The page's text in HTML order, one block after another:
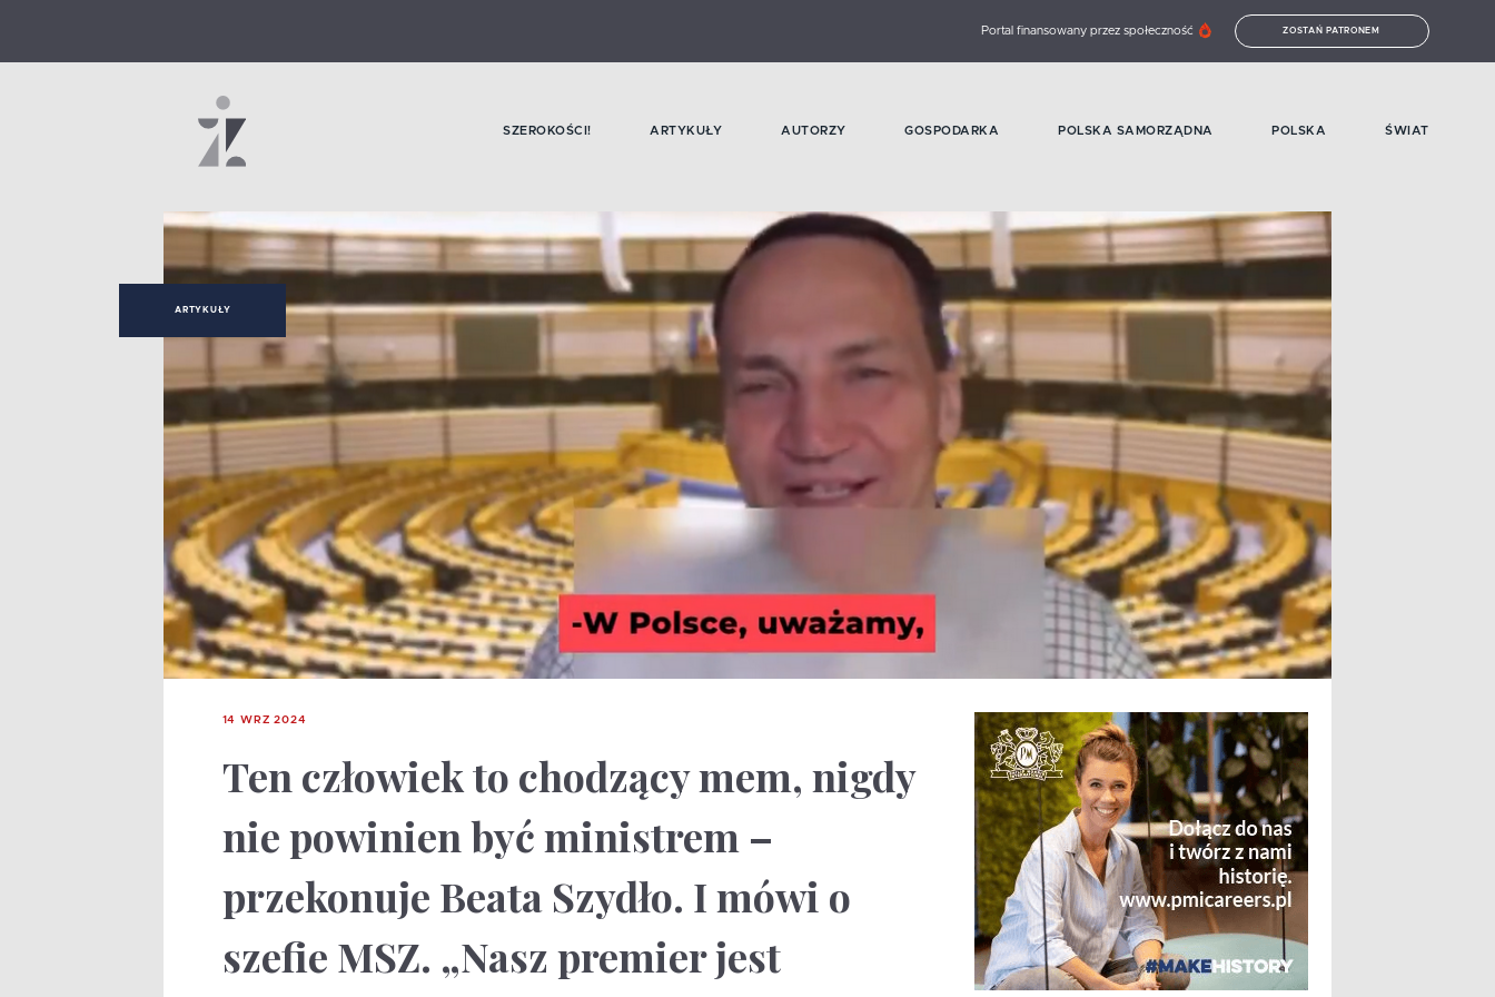
Portal finansowany przez społeczność ZOSTAŃ PATRONEM
SZEROKOŚCI! ARTYKUŁY AUTORZY GOSPODARKA POLSKA SAMORZĄDNA POLSKA ŚWIAT
ARTYKUŁY
14 WRZ 2024
Ten człowiek to chodzący mem, nigdy
nie powinien być ministrem –
przekonuje Beata Szydło. I mówi o
szefie MSZ. „Nasz premier jest